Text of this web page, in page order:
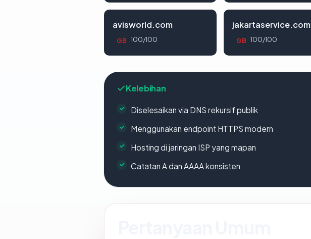
avisworld.com
GB 100/100
jakartaservice.com
GB 100/100
Kelebihan
Diselesaikan via DNS rekursif publik
Menggunakan endpoint HTTPS modern
Hosting di jaringan ISP yang mapan
Catatan A dan AAAA konsisten